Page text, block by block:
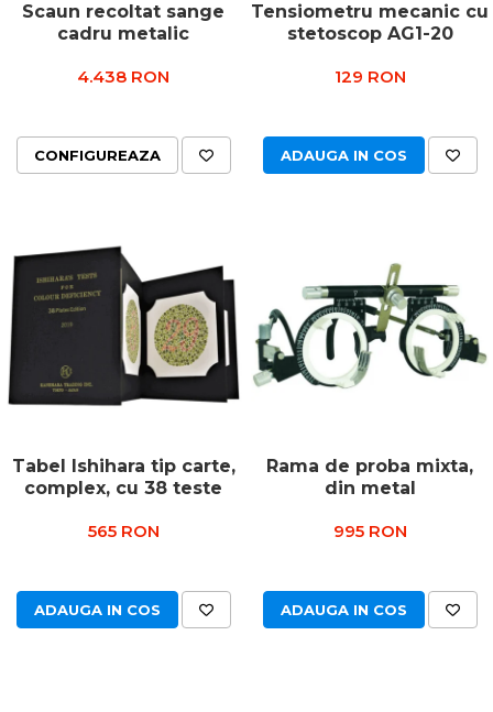
Scaun recoltat sange
cadru metalic
4.438 RON
CONFIGUREAZA
Tensiometru mecanic cu
stetoscop AG1-20
129 RON
ADAUGA IN COS
Tabel Ishihara tip carte,
complex, cu 38 teste
565 RON
ADAUGA IN COS
Rama de proba mixta,
din metal
995 RON
ADAUGA IN COS